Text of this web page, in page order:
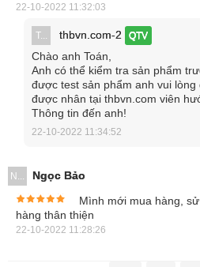
Đồng hồ vạn năng Kyoritsu
0.02%.
Một điểm cộng dành cho thiết
bỏ tối đa sóng nhiễu ngoài môi
1062 được giới kỹ thuật đánh giá
Bên cạnh khả năng làm việc
22-10-2022 11:32:03
T... thbvn.com-2 QTV
Chào anh Toán,
Anh có thể kiểm tra sản phẩm
được test sản phẩm anh vui
được nhân tại thbvn.com viên
Thông tin đến anh!
22-10-2022 11:34:52
N...
Ngọc Bảo
Mình mới mua hàng,
hàng thân thiện
22-10-2022 11:28:26